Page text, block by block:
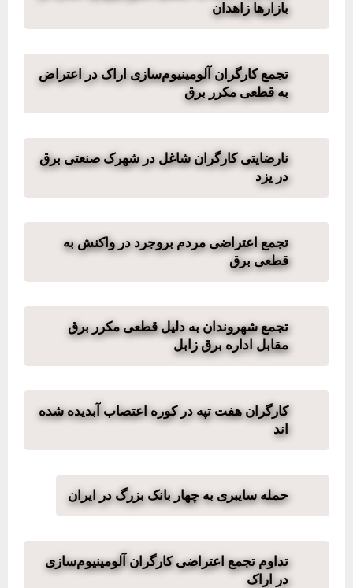
بازارها زاهدان
تجمع کارگران آلومینیوم‌سازی اراک در اعتراض
به قطعی مکرر برق
نارضایتی کارگران شاغل در شهرک صنعتی برق
در یزد
تجمع اعتراضی مردم بروجرد در واکنش به
قطعی‌ برق
تجمع شهروندان به دلیل قطعی مکرر برق
مقابل اداره برق زابل
کارگران هفت تپه در کوره اعتصاب آبدیده شده
اند
حمله سایبری به چهار بانک بزرگ در ایران
تداوم تجمع اعتراضی کارگران آلومینیوم‌سازی
در اراک